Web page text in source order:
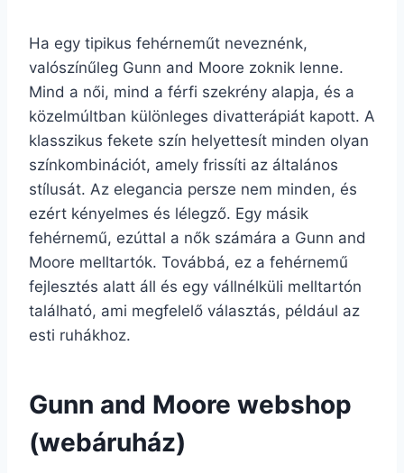
Ha egy tipikus fehérneműt neveznénk,
valószínűleg Gunn and Moore zoknik lenne.
Mind a női, mind a férfi szekrény alapja, és a
közelmúltban különleges divatterápiát kapott. A
klasszikus fekete szín helyettesít minden olyan
színkombinációt, amely frissíti az általános
stílusát. Az elegancia persze nem minden, és
ezért kényelmes és lélegző. Egy másik
fehérnemű, ezúttal a nők számára a Gunn and
Moore melltartók. Továbbá, ez a fehérnemű
fejlesztés alatt áll és egy vállnélküli melltartón
található, ami megfelelő választás, például az
esti ruhákhoz.
Gunn and Moore webshop
(webáruház)